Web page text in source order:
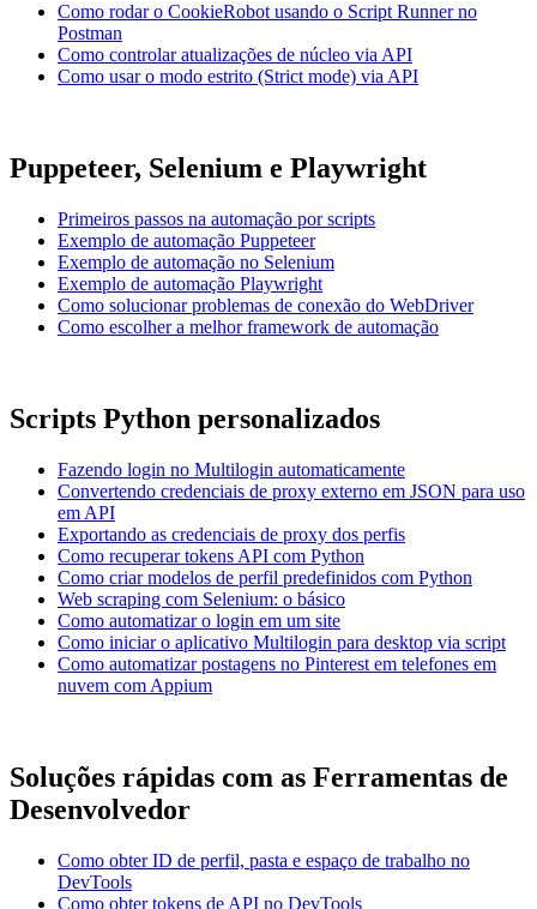
Como rodar o CookieRobot usando o Script Runner no
Postman
Como controlar atualizações de núcleo via API
Como usar o modo estrito (Strict mode) via API
Puppeteer, Selenium e Playwright
Primeiros passos na automação por scripts
Exemplo de automação Puppeteer
Exemplo de automação no Selenium
Exemplo de automação Playwright
Como solucionar problemas de conexão do WebDriver
Como escolher a melhor framework de automação
Scripts Python personalizados
Fazendo login no Multilogin automaticamente
Convertendo credenciais de proxy externo em JSON para uso
em API
Exportando as credenciais de proxy dos perfis
Como recuperar tokens API com Python
Como criar modelos de perfil predefinidos com Python
Web scraping com Selenium: o básico
Como automatizar o login em um site
Como iniciar o aplicativo Multilogin para desktop via script
Como automatizar postagens no Pinterest em telefones em
nuvem com Appium
Soluções rápidas com as Ferramentas de
Desenvolvedor
Como obter ID de perfil, pasta e espaço de trabalho no
DevTools
Como obter tokens de API no DevTools